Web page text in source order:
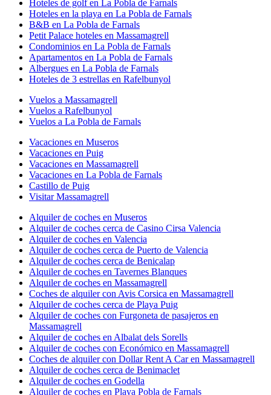
Hoteles de golf en La Pobla de Farnals
Hoteles en la playa en La Pobla de Farnals
B&B en La Pobla de Farnals
Petit Palace hoteles en Massamagrell
Condominios en La Pobla de Farnals
Apartamentos en La Pobla de Farnals
Albergues en La Pobla de Farnals
Hoteles de 3 estrellas en Rafelbunyol
Vuelos a Massamagrell
Vuelos a Rafelbunyol
Vuelos a La Pobla de Farnals
Vacaciones en Museros
Vacaciones en Puig
Vacaciones en Massamagrell
Vacaciones en La Pobla de Farnals
Castillo de Puig
Visitar Massamagrell
Alquiler de coches en Museros
Alquiler de coches cerca de Casino Cirsa Valencia
Alquiler de coches en Valencia
Alquiler de coches cerca de Puerto de Valencia
Alquiler de coches cerca de Benicalap
Alquiler de coches en Tavernes Blanques
Alquiler de coches en Massamagrell
Coches de alquiler con Avis Corsica en Massamagrell
Alquiler de coches cerca de Playa Puig
Alquiler de coches con Furgoneta de pasajeros en
Massamagrell
Alquiler de coches en Albalat dels Sorells
Alquiler de coches con Económico en Massamagrell
Coches de alquiler con Dollar Rent A Car en Massamagrell
Alquiler de coches cerca de Benimaclet
Alquiler de coches en Godella
Alquiler de coches en Playa Pobla de Farnals